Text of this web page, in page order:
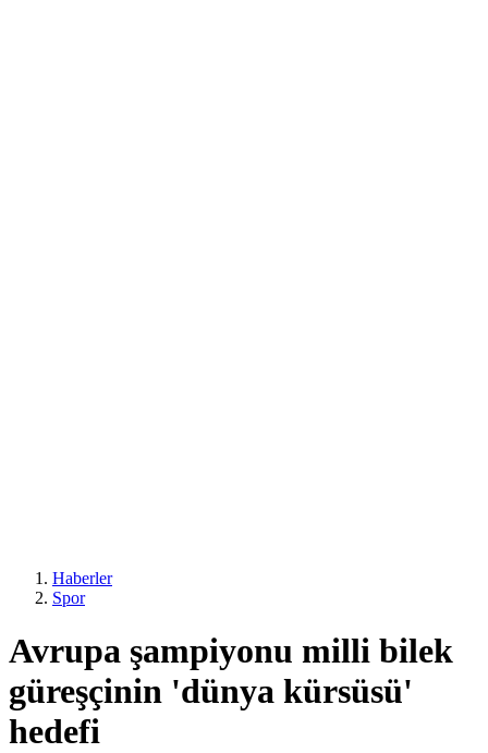
Haberler
Spor
Avrupa şampiyonu milli bilek
güreşçinin 'dünya kürsüsü'
hedefi